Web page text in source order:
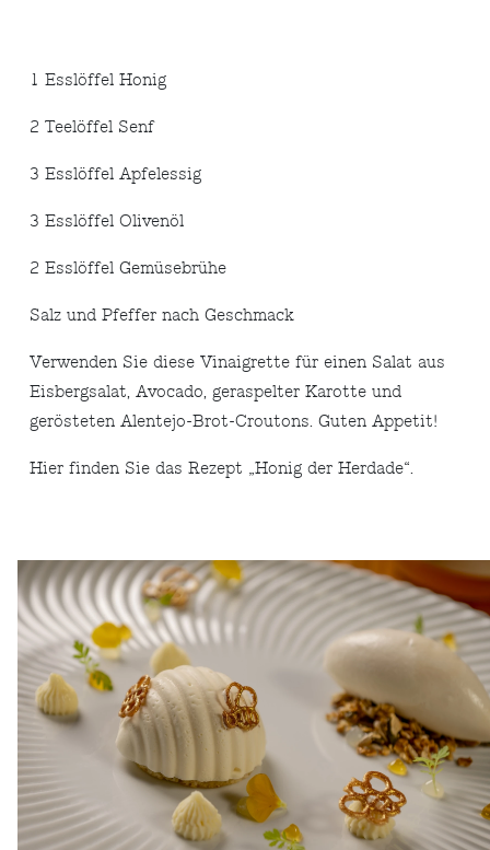
1 Esslöffel Honig
2 Teelöffel Senf
3 Esslöffel Apfelessig
3 Esslöffel Olivenöl
2 Esslöffel Gemüsebrühe
Salz und Pfeffer nach Geschmack
Verwenden Sie diese Vinaigrette für einen Salat aus
Eisbergsalat, Avocado, geraspelter Karotte und
gerösteten Alentejo-Brot-Croutons. Guten Appetit!
Hier finden Sie das Rezept „Honig der Herdade“.